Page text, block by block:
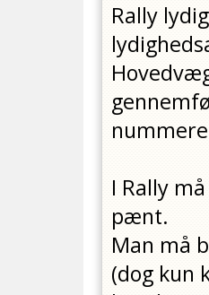
Rally
I Rally
pænt.
Man må
(dog kun